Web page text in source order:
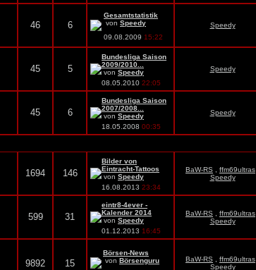
46 6
Gesamtstatistik
von Speedy
09.08.2009 15:22
Speedy
45 5
Bundesliga Saison
2009/2010...
von Speedy
08.05.2010 22:05
Speedy
45 6
Bundesliga Saison
2007/2008...
von Speedy
18.05.2008 00:35
Speedy
1694 146
Bilder von
Eintracht-Tattoos
von Speedy
16.08.2013 23:34
BaW-RS ffm69ultras
Speedy
599 31
eintr8-4ever -
Kalender 2014
von Speedy
01.12.2013 16:45
BaW-RS ffm69ultras
Speedy
9892 15
Börsen-News
von Börsenguru BaW-RS ffm69ultras
Speedy